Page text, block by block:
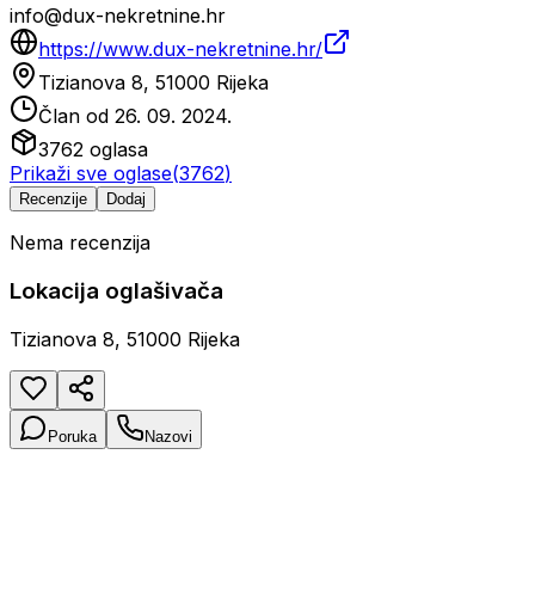
info@dux-nekretnine.hr
https://www.dux-nekretnine.hr/
Tizianova 8, 51000 Rijeka
Član od 26. 09. 2024.
3762 oglasa
Prikaži sve oglase(3762)
Recenzije Dodaj
Nema recenzija
Lokacija oglašivača
Tizianova 8, 51000 Rijeka
Poruka Nazovi